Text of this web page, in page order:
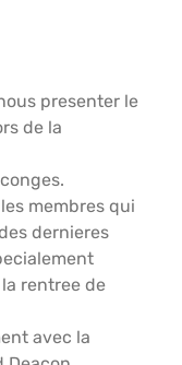
presenter le
de la
membres qui
dernieres
rentree de
avec la